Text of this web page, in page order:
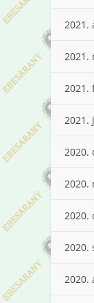
2021.
2021.
2021.
2021.
2020.
2020.
2020.
2020.
2020.